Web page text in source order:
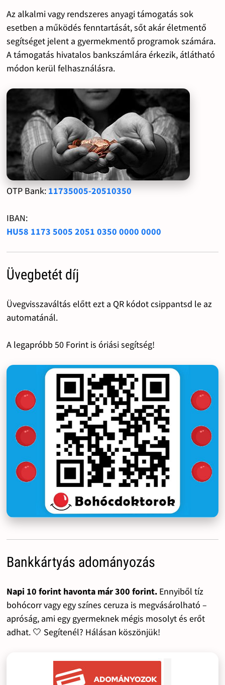
Az alkalmi vagy rendszeres anyagi támogatás sok
esetben a működés fenntartását, sőt akár életmentő
segítséget jelent a gyermekmentő programok számára.
A támogatás hivatalos bankszámlára érkezik, átlátható
módon kerül felhasználásra.
OTP Bank: 11735005-20510350
IBAN:
HU58 1173 5005 2051 0350 0000 0000
Üvegbetét díj
Üvegvisszaváltás előtt ezt a QR kódot csippantsd le az
automatánál.
A legapróbb 50 Forint is óriási segítség!
Bankkártyás adományozás
Napi 10 forint havonta már 300 forint.Ennyiből tíz
bohócorr vagy egy színes ceruza is megvásárolható –
apróság, ami egy gyermeknek mégis mosolyt és erőt
adhat. 🤍 Segítenél? Hálásan köszönjük!